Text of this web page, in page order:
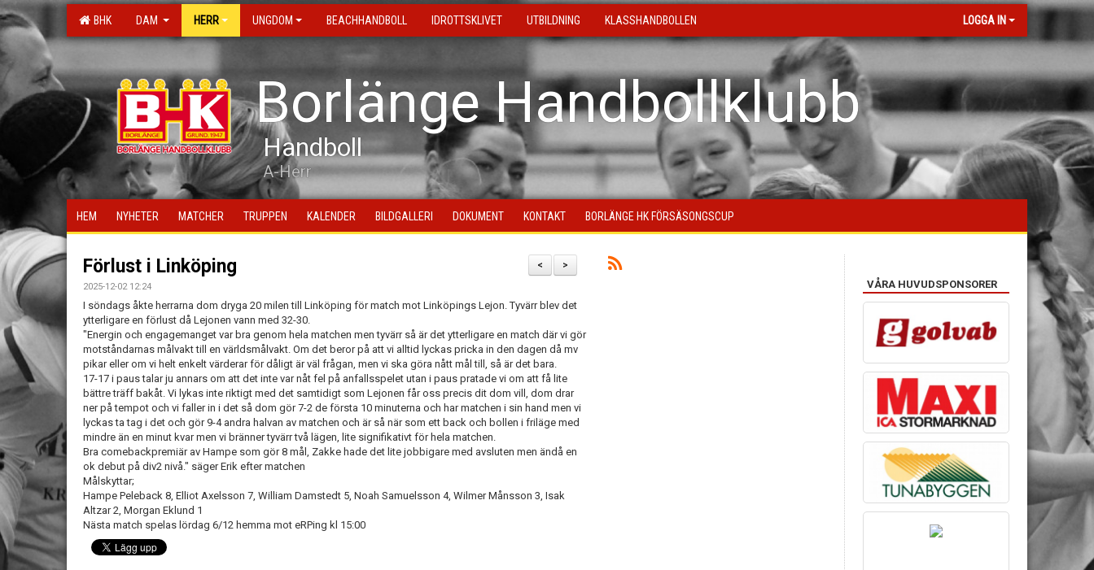
BHK DAM HERR UNGDOM BEACHHANDBOLL IDROTTSKLIVET UTBILDNING KLASSHANDBOLLEN LOGGA IN
Borlänge Handbollklubb
Handboll
A-Herr
HEM NYHETER MATCHER TRUPPEN KALENDER BILDGALLERI DOKUMENT KONTAKT BORLÄNGE HK FÖRSÄSONGSCUP
>
<
Förlust i Linköping
2025-12-02 12:24
I söndags åkte herrarna dom dryga 20 milen till Linköping för match mot Linköpings Lejon. Tyvärr blev det
ytterligare en förlust då Lejonen vann med 32-30.
"Energin och engagemanget var bra genom hela matchen men tyvärr så är det ytterligare en match där vi gör
motståndarnas målvakt till en världsmålvakt. Om det beror på att vi alltid lyckas pricka in den dagen då mv
pikar eller om vi helt enkelt värderar för dåligt är väl frågan, men vi ska göra nått mål till, så är det bara.
17-17 i paus talar ju annars om att det inte var nåt fel på anfallsspelet utan i paus pratade vi om att få lite
bättre träff bakåt. Vi lykas inte riktigt med det samtidigt som Lejonen får oss precis dit dom vill, dom drar
ner på tempot och vi faller in i det så dom gör 7-2 de första 10 minuterna och har matchen i sin hand men vi
lyckas ta tag i det och gör 9-4 andra halvan av matchen och är så när som ett back och bollen i friläge med
mindre än en minut kvar men vi bränner tyvärr två lägen, lite signifikativt för hela matchen.
Bra comebackpremiär av Hampe som gör 8 mål, Zakke hade det lite jobbigare med avsluten men ändå en
ok debut på div2 nivå." säger Erik efter matchen
Målskyttar;
Hampe Peleback 8, Elliot Axelsson 7, William Damstedt 5, Noah Samuelsson 4, Wilmer Månsson 3, Isak
Altzar 2, Morgan Eklund 1
Nästa match spelas lördag 6/12 hemma mot eRPing kl 15:00
VÅRA HUVUDSPONSORER